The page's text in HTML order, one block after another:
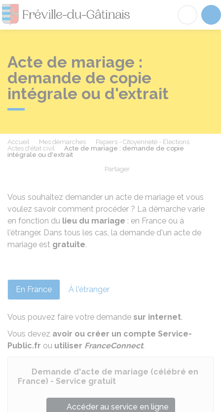
Fréville-du-
Acte de mariage :
demande de copie
intégrale ou d'extrait
Accueil Mes démarches
Papiers - Citoyenneté - Élections
Actes d'état civil
Acte de mariage : demande de copie
intégrale ou d'extrait
Partager
Vous souhaitez demander un acte de mariage et vous
voulez savoir comment procéder ? La démarche varie
en fonction du lieu du mariage : en France ou à
l'étranger. Dans tous les cas, la demande d'un acte de
mariage est gratuite.
En France À l'étranger
Vous pouvez faire votre demande sur internet.
Vous devez avoir ou créer un compte Service-
Public.fr ou utiliser FranceConnect.
Demande d'acte de mariage (célébré en
France) - Service gratuit
Accéder au service en ligne